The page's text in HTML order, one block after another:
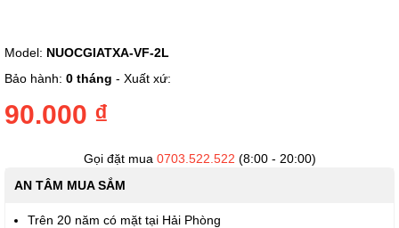
đến
phần
của
thư
Model: NUOCGIATXA-VF-2L
Bảo hành: 0 tháng - Xuất xứ:
90.000 ₫
Gọi đặt mua 0703.522.522 (8:00 - 20:00)
AN TÂM MUA SẮM
Trên 20 năm có mặt tại Hải Phòng